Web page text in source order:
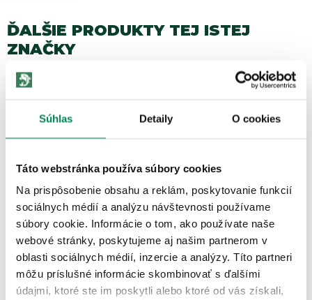
Súhlas Detaily O cookies
Táto webstránka používa súbory cookies
Na prispôsobenie obsahu a reklám, poskytovanie funkcií
sociálnych médií a analýzu návštevnosti používame
súbory cookie. Informácie o tom, ako používate naše
webové stránky, poskytujeme aj našim partnerom v
oblasti sociálnych médií, inzercie a analýzy. Títo partneri
môžu príslušné informácie skombinovať s ďalšími
údajmi, ktoré ste im poskytli alebo ktoré od vás získali,
ĎALŠIE PRODUKTY TEJ ISTEJ
ZNAČKY
Akcia -10%
RYBA Nálepka Mivardi Partner
Skladom / u vás už 11.08.
OD 1.71 €
pôvodneod 1.90 €